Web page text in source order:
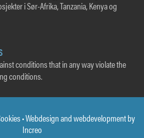
i Sør-Afrika, Tanzania, Kenya og
conditions that in any way violate the
conditions.
• Webdesign and webdevelopment by
Increo